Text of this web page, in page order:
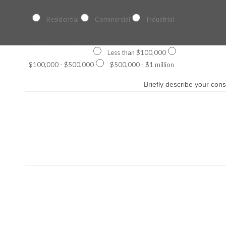
Residential
Commercial Industrial
Less than $100,000
$100,000 - $500,000
$500,000 - $1 million
Briefly describe your